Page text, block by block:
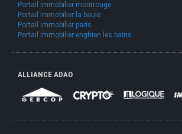
Portail immobilier montrouge
Portail immobilier la baule
Portail immobilier paris
Portail immobilier enghien les bains
ALLIANCE ADAO